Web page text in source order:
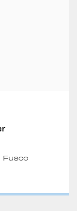
Fusco